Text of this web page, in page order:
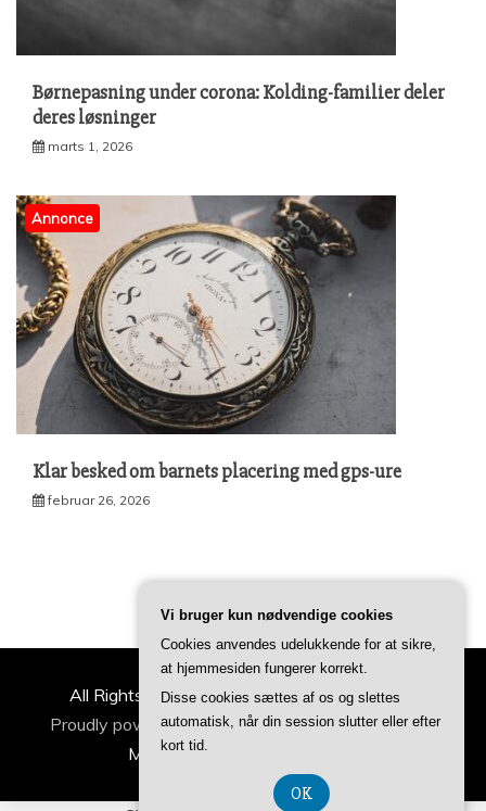
Børnepasning under corona: Kolding-familier deler
deres løsninger
marts 1, 2026
Annonce
Klar besked om barnets placering med gps-ure
februar 26, 2026
All Rights Reserved 2022 | ideertilfamilien.dk
Proudly powered by WordPress|Theme: Refined
Magazine by
Vi bruger kun nødvendige cookies
Cookies anvendes udelukkende for at sikre,
at hjemmesiden fungerer korrekt.
Disse cookies sættes af os og slettes
automatisk, når din session slutter eller efter
kort tid.
OK